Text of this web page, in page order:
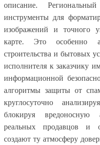
описание.
инструменты для
изображений и точного
карте. Это особенно
строительства и бытовых
исполнителя к заказчику
информационной
алгоритмы защиты от
круглосуточно
блокируя вредоносную
реальных продавцов и
создают ту атмосферу